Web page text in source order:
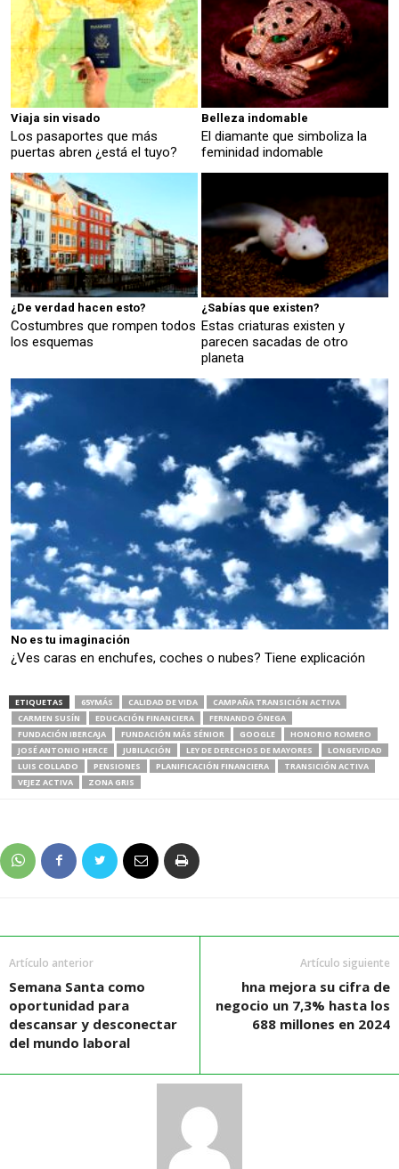
Viaja sin visado
Los pasaportes que más
puertas abren ¿está el tuyo?
Belleza indomable
El diamante que simboliza la
feminidad indomable
¿De verdad hacen esto?
Costumbres que rompen todos
los esquemas
¿Sabías que existen?
Estas criaturas existen y
parecen sacadas de otro
planeta
No es tu imaginación
¿Ves caras en enchufes, coches o nubes? Tiene explicación
ETIQUETAS 65YMÁS CALIDAD DE VIDA
CAMPAÑA TRANSICIÓN ACTIVA
CARMEN SUSÍN
EDUCACIÓN FINANCIERA
FERNANDO ÓNEGA
FUNDACIÓN IBERCAJA
FUNDACIÓN MÁS SÉNIOR GOOGLE
HONORIO ROMERO
JOSÉ ANTONIO HERCE
JUBILACIÓN LEY DE DERECHOS DE MAYORES
LONGEVIDAD
LUIS COLLADO
PENSIONES PLANIFICACIÓN FINANCIERA
TRANSICIÓN ACTIVA
VEJEZ ACTIVA
ZONA GRIS
Artículo anterior
Semana Santa como
oportunidad para
descansar y desconectar
del mundo laboral
Artículo siguiente
hna mejora su cifra de
negocio un 7,3% hasta los
688 millones en 2024